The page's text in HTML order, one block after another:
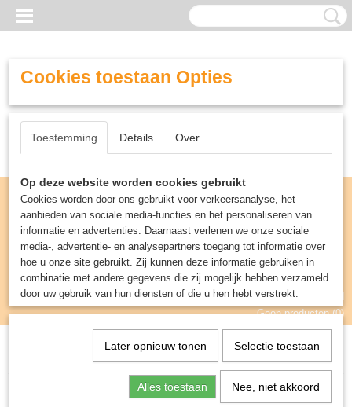
Inloggen Registreren
UW WINKELWAGEN
Geen producten(0)
Cookies toestaan Opties
Toestemming Details Over
Op deze website worden cookies gebruikt
Cookies worden door ons gebruikt voor verkeersanalyse, het
aanbieden van sociale media-functies en het personaliseren van
informatie en advertenties. Daarnaast verlenen we onze sociale
media-, advertentie- en analysepartners toegang tot informatie over
hoe u onze site gebruikt. Zij kunnen deze informatie gebruiken in
combinatie met andere gegevens die zij mogelijk hebben verzameld
door uw gebruik van hun diensten of die u hen hebt verstrekt.
Later opnieuw tonen Selectie toestaan
Alles toestaan Nee, niet akkoord